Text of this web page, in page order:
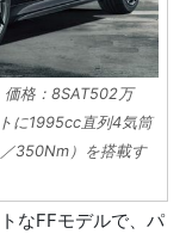
格：8SAT502万
に1995cc直列4気筒
350Nm）を搭載す
なFFモデルで、パ